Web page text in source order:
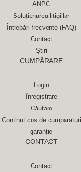
ANPC
Soluționarea litigiilor
Întrebări frecvente (FAQ)
Contact
Ştiri
CUMPĂRARE
Login
Înregistrare
Căutare
Continut cos de cumparaturi
garanție
CONTACT
Contact